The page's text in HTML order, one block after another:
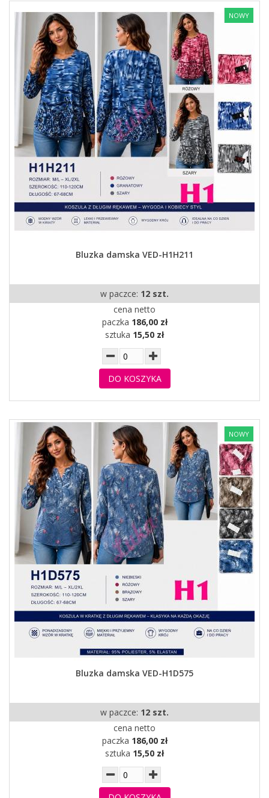
NOWY
Bluzka damska VED-H1H211
w paczce: 12 szt.
cena netto
paczka 186,00 zł
sztuka 15,50 zł
DO KOSZYKA
NOWY
Bluzka damska VED-H1D575
w paczce: 12 szt.
cena netto
paczka 186,00 zł
sztuka 15,50 zł